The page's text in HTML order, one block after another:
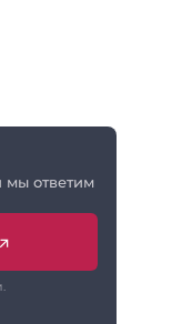
мы ответим